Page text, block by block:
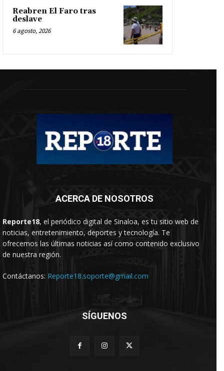
Reabren El Faro tras
deslave
6 agosto, 2026
ACERCA DE NOSOTROS
Reporte18, el periódico digital de Sinaloa, es tu sitio web de
noticias, entretenimiento, deportes y tecnología. Te
ofrecemos las últimas noticias así como contenido exclusivo
de nuestra región.
Contáctanos: Reporte18.soporte@gmail.com
SÍGUENOS